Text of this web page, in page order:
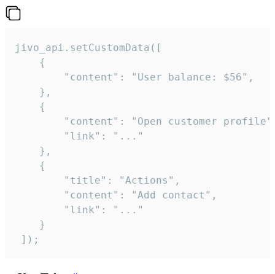
jivo_api.setCustomData([
    {
        "content": "User balance: $56",
    },
    {
"content": "Open customer
        "link": "..."
    },
    {
        "title": "Actions",
        "content": "Add contact",
        "link": "..."
    }
]);